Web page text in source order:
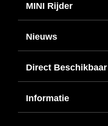
MINI Rijder
Nieuws
Direct Beschikbaar
Informatie